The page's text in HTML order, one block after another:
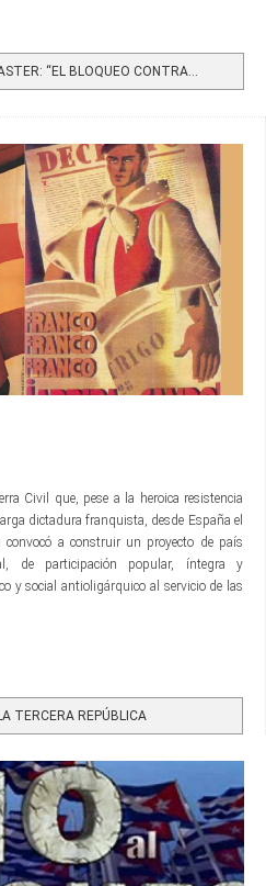
“EL BLOQUEO CONTRA...
Civil que, pese a la heroica resistencia
dictadura franquista, desde España el
a construir un proyecto de país
de participación popular, íntegra y
y social antioligárquico al servicio de las
TERCERA REPÚBLICA